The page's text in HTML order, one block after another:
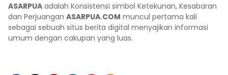
ASARPUA adalah Konsistensi simbol Ketekunan, Kesabaran
dan Perjuangan ASARPUA.COM muncul pertama kali
sebagai sebuah situs berita digital menyajikan informasi
umum dengan cakupan yang luas.